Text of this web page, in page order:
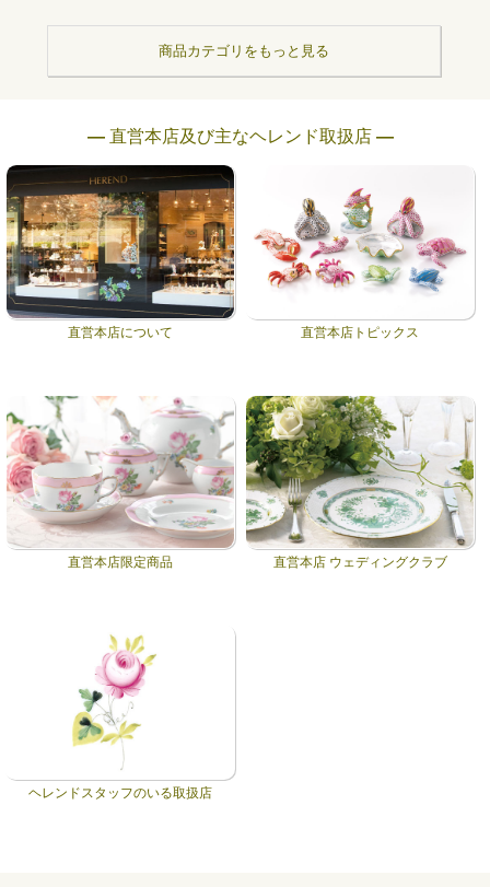
商品カテゴリをもっと見る
― 直営本店及び主なヘレンド取扱店 ―
直営本店について 直営本店トピックス
直営本店限定商品 直営本店 ウェディングクラブ
ヘレンドスタッフのいる取扱店